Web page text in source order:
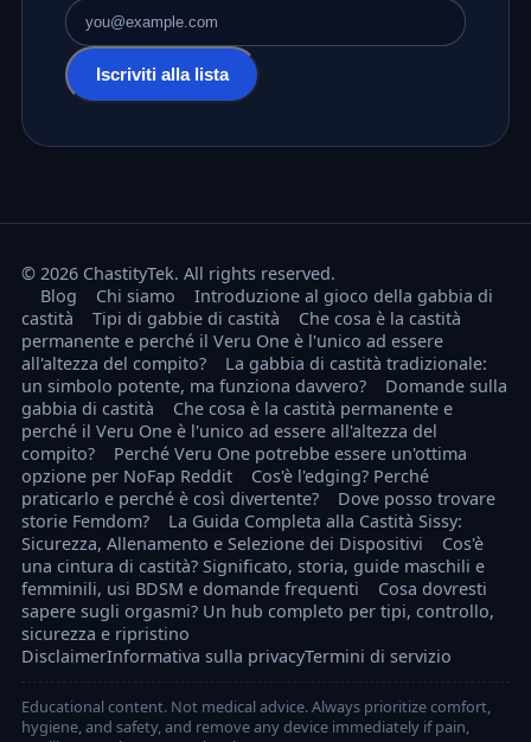
Indirizzo email
Iscriviti alla lista
© 2026 ChastityTek. All rights reserved.
Blog
Chi siamo
Introduzione al gioco della gabbia di
castità
Tipi di gabbie di castità
Che cosa è la castità
permanente e perché il Veru One è l'unico ad essere
all'altezza del compito?
La gabbia di castità tradizionale:
un simbolo potente, ma funziona davvero?
Domande sulla
gabbia di castità
Che cosa è la castità permanente e
perché il Veru One è l'unico ad essere all'altezza del
compito?
Perché Veru One potrebbe essere un'ottima
opzione per NoFap Reddit
Cos'è l'edging? Perché
praticarlo e perché è così divertente?
Dove posso trovare
storie Femdom?
La Guida Completa alla Castità Sissy:
Sicurezza, Allenamento e Selezione dei Dispositivi
Cos'è
una cintura di castità? Significato, storia, guide maschili e
femminili, usi BDSM e domande frequenti
Cosa dovresti
sapere sugli orgasmi? Un hub completo per tipi, controllo,
sicurezza e ripristino
DisclaimerInformativa sulla privacyTermini di servizio
Educational content. Not medical advice. Always prioritize comfort,
hygiene, and safety, and remove any device immediately if pain,